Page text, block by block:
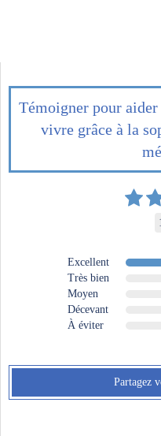
Témoigner pour
vivre grâce à la
Excellent
Très bien
Moyen
Décevant
À éviter
Partagez